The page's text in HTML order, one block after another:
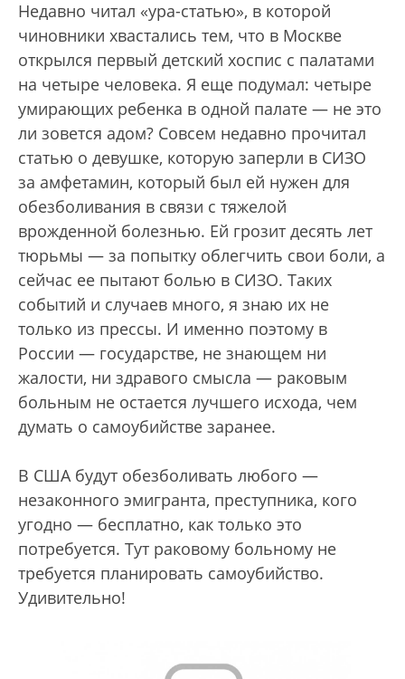
Недавно читал «ура-статью», в которой
чиновники хвастались тем, что в Москве
открылся первый детский хоспис с палатами
на четыре человека. Я еще подумал: четыре
умирающих ребенка в одной палате — не это
ли зовется адом? Совсем недавно прочитал
статью о девушке, которую заперли в СИЗО
за амфетамин, который был ей нужен для
обезболивания в связи с тяжелой
врожденной болезнью. Ей грозит десять лет
тюрьмы — за попытку облегчить свои боли, а
сейчас ее пытают болью в СИЗО. Таких
событий и случаев много, я знаю их не
только из прессы. И именно поэтому в
России — государстве, не знающем ни
жалости, ни здравого смысла — раковым
больным не остается лучшего исхода, чем
думать о самоубийстве заранее.
В США будут обезболивать любого —
незаконного эмигранта, преступника, кого
угодно — бесплатно, как только это
потребуется. Тут раковому больному не
требуется планировать самоубийство.
Удивительно!